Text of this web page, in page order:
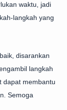
waktu, jadi
langkah yang
disarankan
langkah
dapat membantu
Semoga